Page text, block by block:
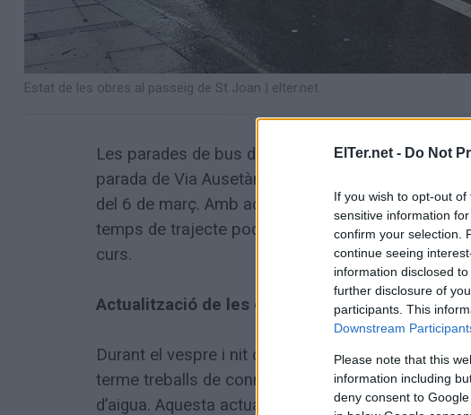
ElTer.net - Do Not
If you wish to opt-out
sensitive information
confirm your selection.
continue seeing
information disclosed
further disclosure of
participants. This
Downstream
Please note that this
information including
deny consent to
Estat de les obres al passeig de St Joan | elter.net
Les parades de bus de la línia de Sagalés
parada de Via Ausetània i la del Pg. de Sant Joan
del 6 de març. Amb aquesta recuperació, el
temps de trajecte poden allargar-se a causa de
curs.
Actualització de les obres de millora de la xarxa
Durant el vespre i nit del 10 a l’11 de març (de
terme treballs de connexió d’un dels tubs
d’aigua. Aquesta actuació és necessària per a la